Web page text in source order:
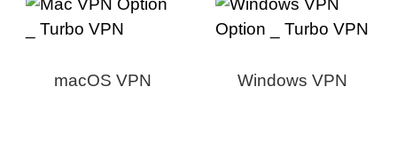
macOS VPN Windows VPN